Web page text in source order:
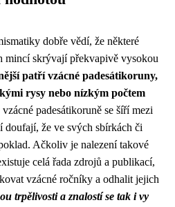
dobře vědí, že některé
mincí skrývají překvapivě vysokou
patří vzácné padesátikoruny,
rysy nebo nízkým počtem
padesátikoruně se šíří mezi
doufají, že ve svých sbírkách či
Ačkoliv je nalezení takové
celá řada zdrojů a publikací,
vzácné ročníky a odhalit jejich
trpělivosti a znalostí se tak i vy